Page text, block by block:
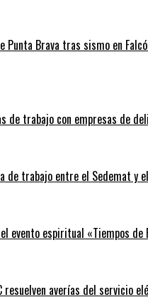
Punta Brava tras sismo en
de trabajo con empresas de
de trabajo entre el Sedemat y
evento espiritual «Tiempos de
resuelven averías del servicio